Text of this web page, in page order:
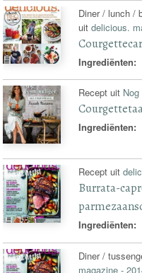
Diner / lunch /
uitdelicious.
Ingrediënten:
Recept uit
Ingrediënten:
Recept uit
Burrata-
Ingrediënten:
Diner /
magazine -